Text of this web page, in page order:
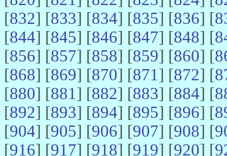
[832] [833] [834] [835] [836] [
[844] [845] [846] [847] [848] [
[856] [857] [858] [859] [860] [
[868] [869] [870] [871] [872] [
[880] [881] [882] [883] [884] [
[892] [893] [894] [895] [896] [
[904] [905] [906] [907] [908] [
[916] [917] [918] [919] [920] [